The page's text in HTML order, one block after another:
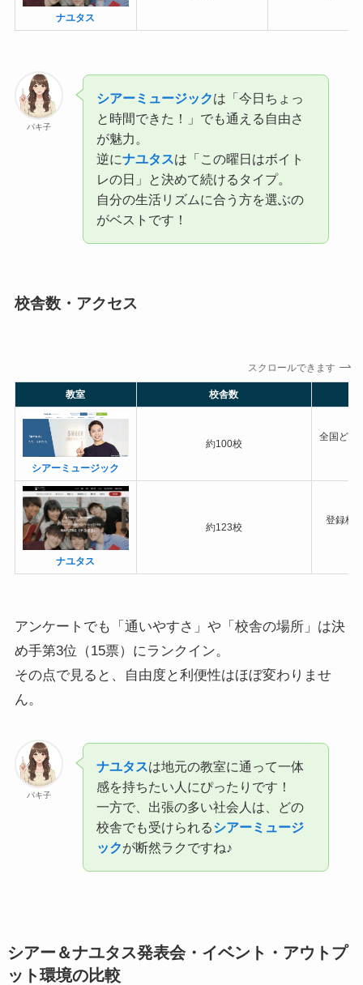
ナユタス
パキ子
シアーミュージックは「今日ちょっ
と時間できた！」でも通える自由さ
が魅力。
逆にナユタスは「この曜日はボイト
レの日」と決めて続けるタイプ。
自分の生活リズムに合う方を選ぶの
がベストです！
校舎数・アクセス
スクロールできます
教室 校舎数
シアーミュージック
約100校
全国どの
ナユタス
約123校
登録校
アンケートでも「通いやすさ」や「校舎の場所」は決
め手第3位（15票）にランクイン。
その点で見ると、自由度と利便性はほぼ変わりませ
ん。
パキ子
ナユタスは地元の教室に通って一体
感を持ちたい人にぴったりです！
一方で、出張の多い社会人は、どの
校舎でも受けられるシアーミュージ
ックが断然ラクですね♪
シアー＆ナユタス発表会・イベント・アウトプ
ット環境の比較